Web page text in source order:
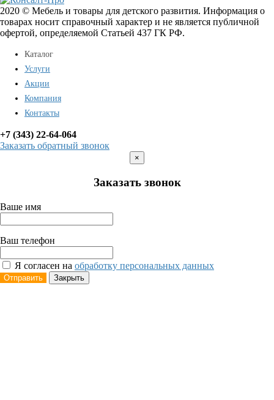
2020 © Мебель и товары для детского развития. Информация о
товарах носит справочный характер и не является публичной
офертой, определяемой Статьей 437 ГК РФ.
Каталог
Услуги
Акции
Компания
Контакты
+7 (343) 22-64-064
Заказать обратный звонок
×
Заказать звонок
Ваше имя
Ваш телефон
Я согласен на обработку персональных данных
Отправить Закрыть